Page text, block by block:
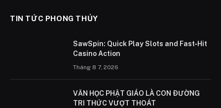
TIN TỨC PHONG THỦY
SawSpin: Quick Play Slots and Fast‑Hit
Casino Action
Tháng 8 7, 2026
VĂN HỌC PHẬT GIÁO LÀ CON ÐƯỜNG
TRI THỨC VƯỢT THOÁT